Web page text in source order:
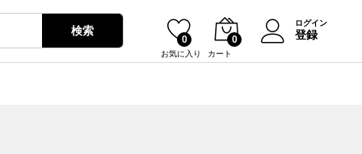
検索
お気に入り
0
カート
0
ログイン
登録
¥11,150 カートに入れる